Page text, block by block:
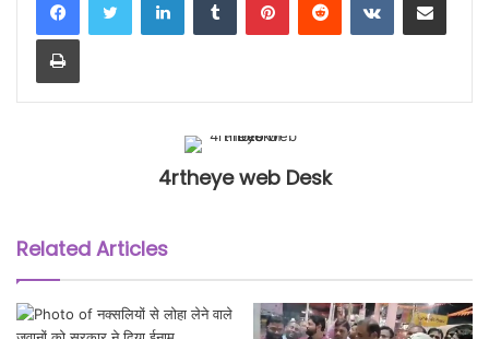
Print
4rtheye web Desk
Related Articles